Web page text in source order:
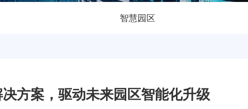
智慧园区
方案，驱动未来园区智能化升级